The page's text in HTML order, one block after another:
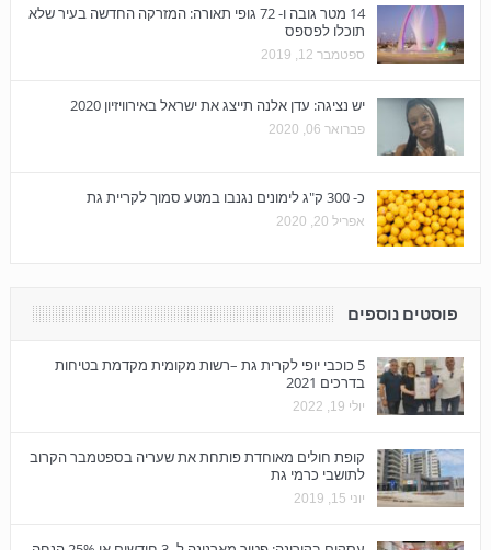
14 מטר גובה ו- 72 גופי תאורה: המזרקה החדשה בעיר שלא
תוכלו לפספס
ספטמבר 12, 2019
יש נציגה: עדן אלנה תייצג את ישראל באירוויזיון 2020
פברואר 06, 2020
כ- 300 ק"ג לימונים נגנבו במטע סמוך לקריית גת
אפריל 20, 2020
פוסטים נוספים
5 כוכבי יופי לקרית גת –רשות מקומית מקדמת בטיחות
בדרכים 2021
יולי 19, 2022
קופת חולים מאוחדת פותחת את שעריה בספטמבר הקרוב
לתושבי כרמי גת
יוני 15, 2019